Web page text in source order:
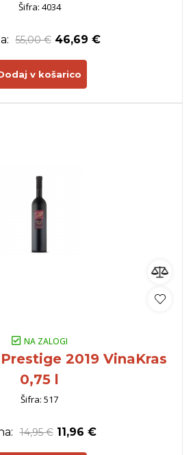
Šifra: 4034
55,00 € 46,69 €
v košarico
NA ZALOGI
2019 VinaKras
0,75 l
Šifra: 517
14,95 € 11,96 €